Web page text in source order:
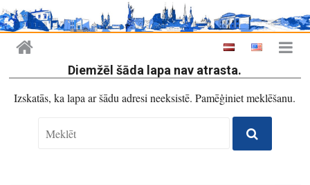
Diemžēl šāda lapa nav atrasta.
Izskatās, ka lapa ar šādu adresi neeksistē. Pamēģiniet meklēšanu.